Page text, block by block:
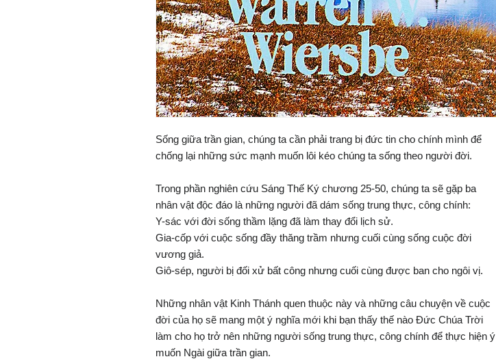
Sống giữa trần gian, chúng ta cần phải trang bị đức tin cho chính mình để
chống lại những sức mạnh muốn lôi kéo chúng ta sống theo người đời.
Trong phần nghiên cứu Sáng Thế Ký chương 25-50, chúng ta sẽ gặp ba
nhân vật độc đáo là những người đã dám sống trung thực, công chính:
Y-sác với đời sống thầm lặng đã làm thay đổi lịch sử.
Gia-cốp với cuộc sống đầy thăng trầm nhưng cuối cùng sống cuộc đời
vương giả.
Giô-sép, người bị đối xử bất công nhưng cuối cùng được ban cho ngôi vị.
Những nhân vật Kinh Thánh quen thuộc này và những câu chuyện về cuộc
đời của họ sẽ mang một ý nghĩa mới khi bạn thấy thế nào Đức Chúa Trời
làm cho họ trở nên những người sống trung thực, công chính để thực hiện ý
muốn Ngài giữa trần gian.